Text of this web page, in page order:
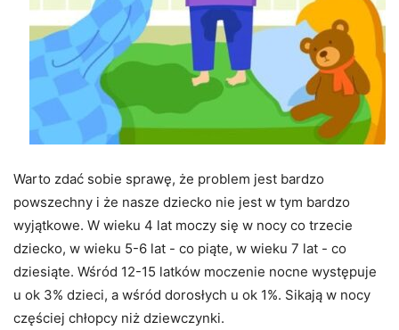
Warto zdać sobie sprawę, że problem jest bardzo
powszechny i że nasze dziecko nie jest w tym bardzo
wyjątkowe. W wieku 4 lat moczy się w nocy co trzecie
dziecko, w wieku 5-6 lat - co piąte, w wieku 7 lat - co
dziesiąte. Wśród 12-15 latków moczenie nocne występuje
u ok 3% dzieci, a wśród dorosłych u ok 1%. Sikają w nocy
częściej chłopcy niż dziewczynki.